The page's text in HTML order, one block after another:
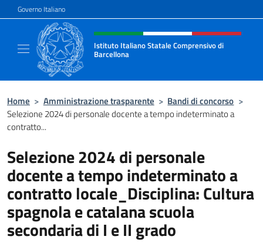
Salta al contenuto
Governo Italiano
Intestazione sito, social e menù
Istituto Italiano Statale Comprensivo di
Barcellona
Home > Amministrazione trasparente > Bandi di concorso >
Selezione 2024 di personale docente a tempo indeterminato a
contratto...
Selezione 2024 di personale
docente a tempo indeterminato a
contratto locale_Disciplina: Cultura
spagnola e catalana scuola
secondaria di I e II grado